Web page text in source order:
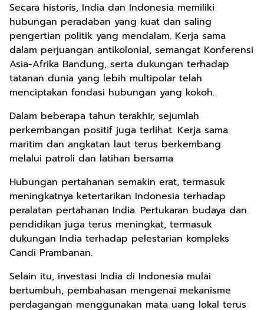
Secara historis, India dan Indonesia memiliki
hubungan peradaban yang kuat dan saling
pengertian politik yang mendalam. Kerja sama
dalam perjuangan antikolonial, semangat Konferensi
Asia-Afrika Bandung, serta dukungan terhadap
tatanan dunia yang lebih multipolar telah
menciptakan fondasi hubungan yang kokoh.
Dalam beberapa tahun terakhir, sejumlah
perkembangan positif juga terlihat. Kerja sama
maritim dan angkatan laut terus berkembang
melalui patroli dan latihan bersama.
Hubungan pertahanan semakin erat, termasuk
meningkatnya ketertarikan Indonesia terhadap
peralatan pertahanan India. Pertukaran budaya dan
pendidikan juga terus meningkat, termasuk
dukungan India terhadap pelestarian kompleks
Candi Prambanan.
Selain itu, investasi India di Indonesia mulai
bertumbuh, pembahasan mengenai mekanisme
perdagangan menggunakan mata uang lokal terus